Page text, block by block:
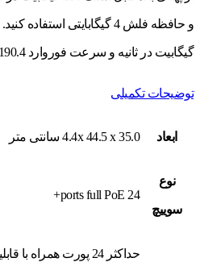
گیگابیت در ثانیه و سرعت فوروارد 190.4 مگابیت در ثانیه است.
توضیحات تکمیلی
ابعاد 4.4x 44.5 x 35.0 سانتی متر
نوع
سوييچ
24 ports full PoE+
حداکثر 24 پورت همراه با قابلیت PoE+